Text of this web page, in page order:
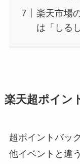
楽天市場
は「しる
楽天超ポイン
超ポイントバッ
他イベントと違